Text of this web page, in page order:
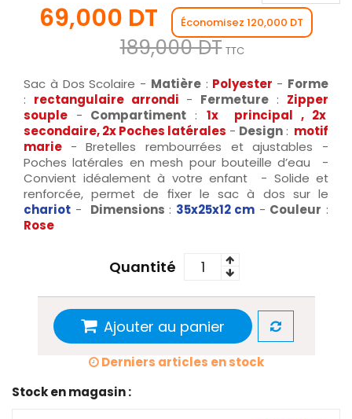
69,000 DT Économisez 120,000 DT
189,000 DT TTC
Sac à Dos Scolaire - Matière: Polyester - Forme
: rectangulaire arrondi - Fermeture : Zipper
souple - Compartiment : 1x principal , 2x
secondaire, 2x Poches latérales - Design : motif
marie - Bretelles rembourrées et ajustables -
Poches latérales en mesh pour bouteille d’eau -
Convient idéalement à votre enfant - Solide et
renforcée, permet de fixer le sac à dos sur le
chariot - Dimensions : 35x25x12cm - Couleur :
Rose
Quantité
Ajouter au panier
Derniers articles en stock
Stock en magasin :